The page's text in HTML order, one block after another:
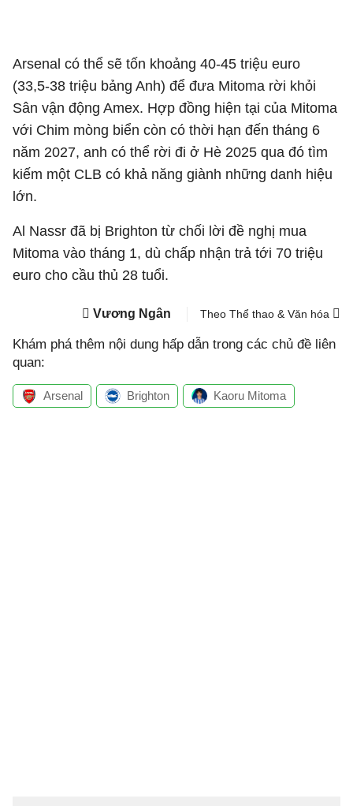
Arsenal có thể sẽ tốn khoảng 40-45 triệu euro
(33,5-38 triệu bảng Anh) để đưa Mitoma rời khỏi
Sân vận động Amex. Hợp đồng hiện tại của Mitoma
với Chim mòng biển còn có thời hạn đến tháng 6
năm 2027, anh có thể rời đi ở Hè 2025 qua đó tìm
kiếm một CLB có khả năng giành những danh hiệu
lớn.
Al Nassr đã bị Brighton từ chối lời đề nghị mua
Mitoma vào tháng 1, dù chấp nhận trả tới 70 triệu
euro cho cầu thủ 28 tuổi.
Vương Ngân Theo Thể thao & Văn hóa
Khám phá thêm nội dung hấp dẫn trong các chủ đề liên
quan:
Arsenal Brighton Kaoru Mitoma